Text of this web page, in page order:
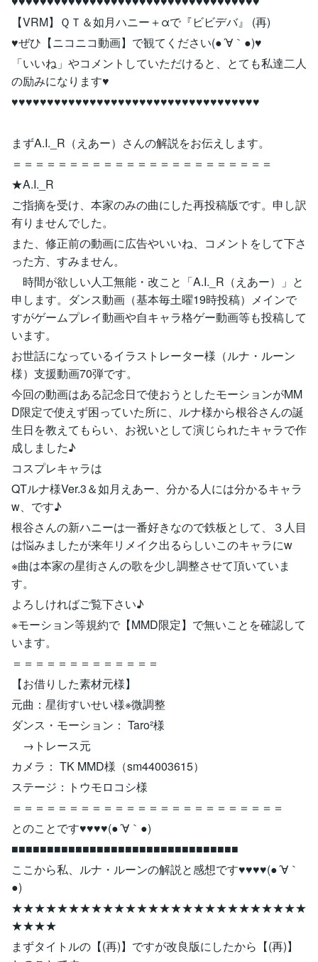
【VRM】ＱＴ＆如月ハニー＋αで『ビビデバ』 (再)
♥ぜひ【ニコニコ動画】で観てください(●´∀｀●)♥
「いいね」やコメントしていただけると、とても私達二人
の励みになります♥
♥♥♥♥♥♥♥♥♥♥♥♥♥♥♥♥♥♥♥♥♥♥♥♥♥♥♥♥♥♥♥♥♥♥♥
まずA.I._R（えあー）さんの解説をお伝えします。
＝＝＝＝＝＝＝＝＝＝＝＝＝＝＝＝＝＝＝＝＝＝＝
★A.I._R
ご指摘を受け、本家のみの曲にした再投稿版です。申し訳
有りませんでした。
また、修正前の動画に広告やいいね、コメントをして下さ
った方、すみません。
時間が欲しい人工無能・改こと「A.I._R（えあー）」と
申します。ダンス動画（基本毎土曜19時投稿）メインで
すがゲームプレイ動画や自キャラ格ゲー動画等も投稿して
います。
お世話になっているイラストレーター様（ルナ・ルーン
様）支援動画70弾です。
今回の動画はある記念日で使おうとしたモーションがMM
D限定で使えず困っていた所に、ルナ様から根谷さんの誕
生日を教えてもらい、お祝いとして演じられたキャラで作
成しました♪
コスプレキャラは
QTルナ様Ver.3＆如月えあー、分かる人には分かるキャラ
w、です♪
根谷さんの新ハニーは一番好きなので鉄板として、３人目
は悩みましたが来年リメイク出るらしいこのキャラにw
※曲は本家の星街さんの歌を少し調整させて頂いていま
す。
よろしければご覧下さい♪
※モーション等規約で【MMD限定】で無いことを確認して
います。
＝＝＝＝＝＝＝＝＝＝＝＝＝
【お借りした素材元様】
元曲：星街すいせい様※微調整
ダンス・モーション： Taro²様
→トレース元
カメラ： TK MMD様（sm44003615）
ステージ：トウモロコシ様
＝＝＝＝＝＝＝＝＝＝＝＝＝＝＝＝＝＝＝＝＝＝＝＝
とのことです♥♥♥♥(●´∀｀●)
■■■■■■■■■■■■■■■■■■■■■■■■■■■■■■■■
ここから私、ルナ・ルーンの解説と感想です♥♥♥♥(●´∀｀
●)
★★★★★★★★★★★★★★★★★★★★★★★★★★
★★★★
まずタイトルの【(再)】ですが改良版にしたから【(再)】